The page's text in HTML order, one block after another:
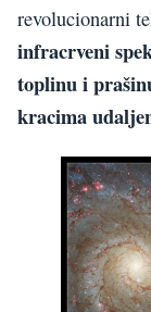
revolucionarni
infracrveni
toplinu i
kracima